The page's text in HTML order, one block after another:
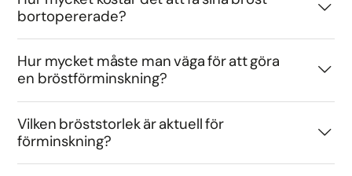
bortopererade?
Hur mycket måste man väga för att göra
en bröstförminskning?
Vilken bröststorlek är aktuell för
förminskning?